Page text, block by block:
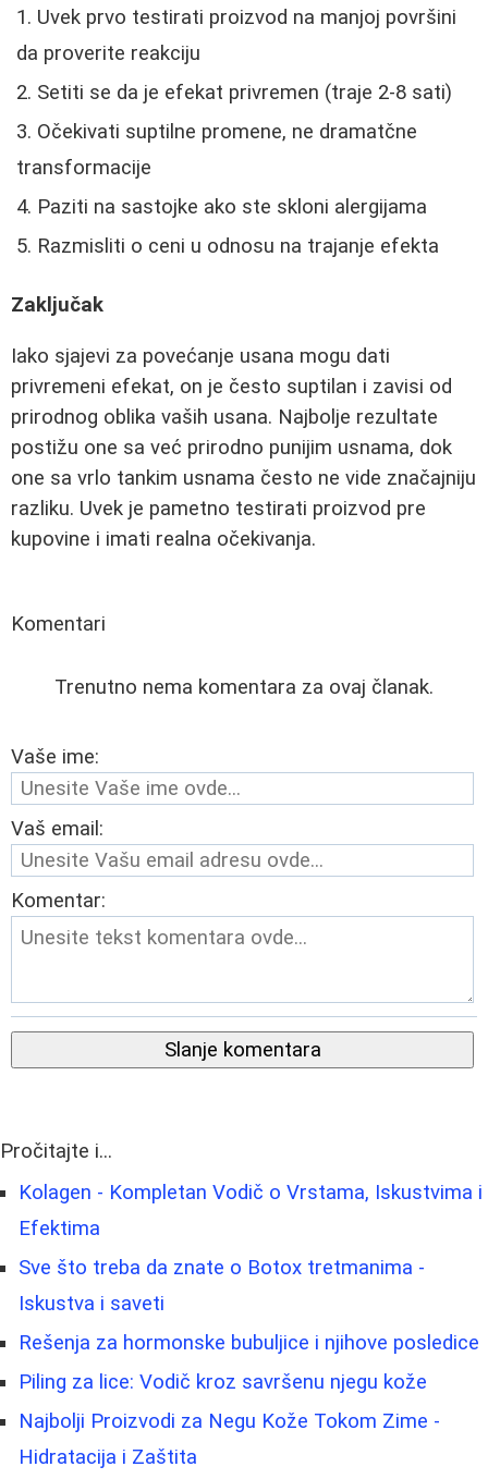
Uvek prvo testirati proizvod na manjoj površini
da proverite reakciju
Setiti se da je efekat privremen (traje 2-8 sati)
Očekivati suptilne promene, ne dramatčne
transformacije
Paziti na sastojke ako ste skloni alergijama
Razmisliti o ceni u odnosu na trajanje efekta
Zaključak
Iako sjajevi za povećanje usana mogu dati
privremeni efekat, on je često suptilan i zavisi od
prirodnog oblika vaših usana. Najbolje rezultate
postižu one sa već prirodno punijim usnama, dok
one sa vrlo tankim usnama često ne vide značajniju
razliku. Uvek je pametno testirati proizvod pre
kupovine i imati realna očekivanja.
Komentari
Trenutno nema komentara za ovaj članak.
Vaše ime:
Vaš email:
Komentar:
Slanje komentara
Pročitajte i...
Kolagen - Kompletan Vodič o Vrstama, Iskustvima i
Efektima
Sve što treba da znate o Botox tretmanima -
Iskustva i saveti
Rešenja za hormonske bubuljice i njihove posledice
Piling za lice: Vodič kroz savršenu njegu kože
Najbolji Proizvodi za Negu Kože Tokom Zime -
Hidratacija i Zaštita